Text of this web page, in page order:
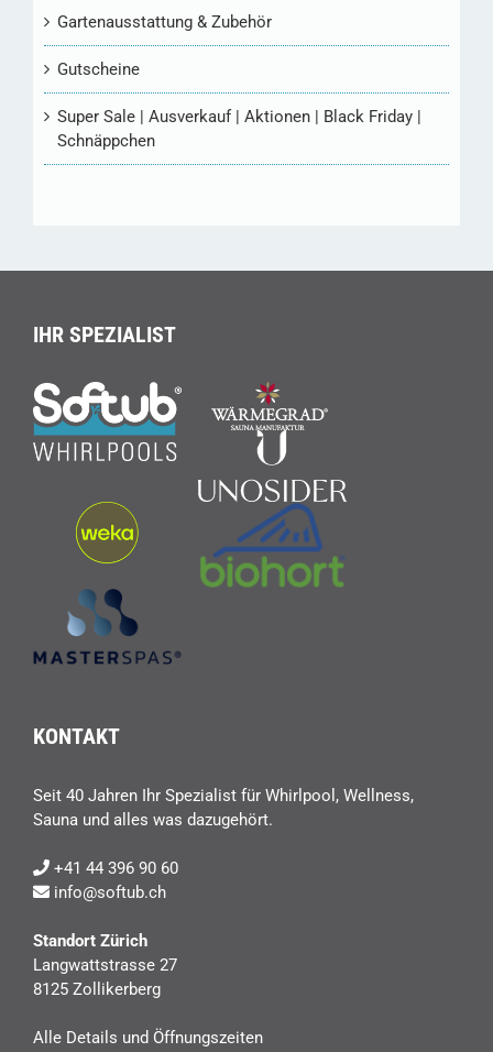
Gartenausstattung & Zubehör
Gutscheine
Super Sale | Ausverkauf | Aktionen | Black Friday |
Schnäppchen
IHR SPEZIALIST
KONTAKT
Seit 40 Jahren Ihr Spezialist für Whirlpool, Wellness,
Sauna und alles was dazugehört.
+41 44 396 90 60
info@softub.ch
Standort Zürich
Langwattstrasse 27
8125 Zollikerberg
Alle Details und Öffnungszeiten